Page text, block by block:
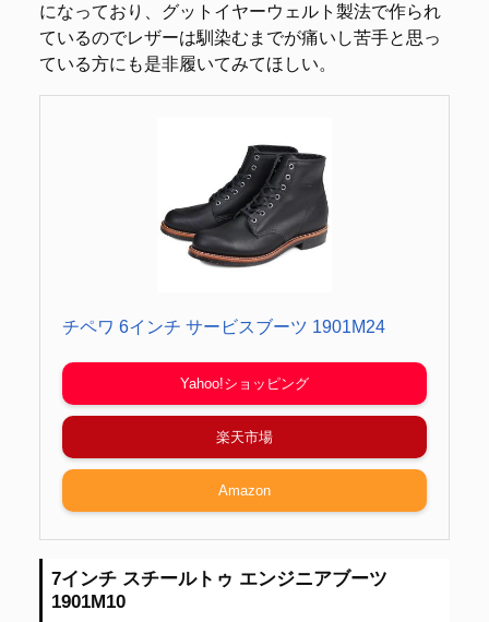
になっており、グットイヤーウェルト製法で作られ
ているのでレザーは馴染むまでが痛いし苦手と思っ
ている方にも是非履いてみてほしい。
チペワ 6インチ サービスブーツ 1901M24
Yahoo!ショッピング
楽天市場
Amazon
7インチ スチールトゥ エンジニアブーツ
1901M10